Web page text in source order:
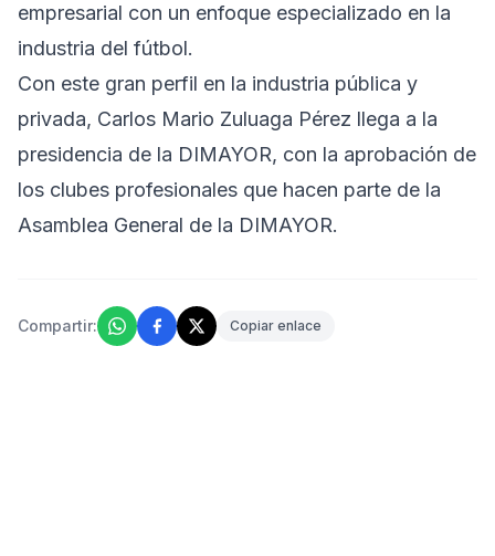
empresarial con un enfoque especializado en la
industria del fútbol.
Con este gran perfil en la industria pública y
privada, Carlos Mario Zuluaga Pérez llega a la
presidencia de la DIMAYOR, con la aprobación de
los clubes profesionales que hacen parte de la
Asamblea General de la DIMAYOR.
Compartir: Copiar enlace